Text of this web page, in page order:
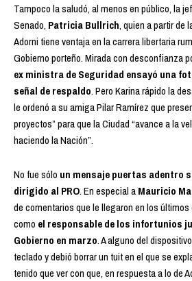
Tampoco la saludó, al menos en público, la
Senado, Patricia Bullrich, quien a partir de
Adorni tiene ventaja en la carrera libertaria
Gobierno porteño. Mirada con desconfianza
ex ministra de Seguridad ensayó una
señal de respaldo. Pero Karina rápido la
le ordenó a su amiga Pilar Ramírez que
proyectos” para que la Ciudad “avance a la
haciendo la Nación”.
No fue sólo un mensaje puertas adentro
dirigido al PRO. En especial aMauricio
de comentarios que le llegaron en los
como el responsable de los infortunios
Gobierno en marzo. A alguno del
teclado y debió borrar un tuit en el que se
tenido que ver con que, en respuesta a lo de